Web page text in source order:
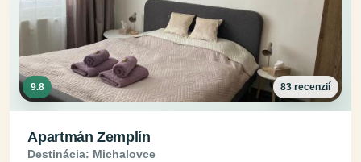
9.8 83 recenzií
Apartmán Zemplín
Destinácia: Michalovce